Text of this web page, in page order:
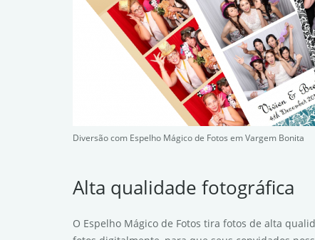
Diversão com Espelho Mágico de Fotos em Vargem Bonita
Alta qualidade fotográfica
O Espelho Mágico de Fotos tira fotos de alta